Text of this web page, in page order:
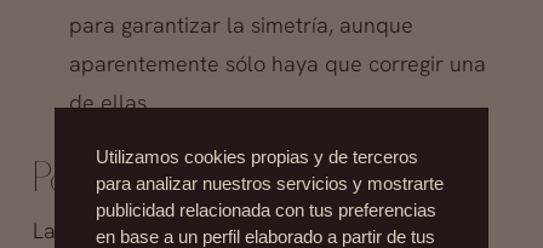
para garantizar la simetría, aunque
aparentemente sólo haya que corregir una
de ellas.
Posoperatorio
La recuperación tras una cirugía de orejas es
Utilizamos cookies propias y de terceros
para analizar nuestros servicios y mostrarte
publicidad relacionada con tus preferencias
en base a un perfil elaborado a partir de tus